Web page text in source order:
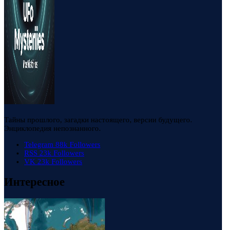
Тайны прошлого, загадки настоящего, версии будущего.
Энциклопедия непознанного.
Telegram 88k Followers
RSS 23k Followers
VK 23k Followers
Интересное